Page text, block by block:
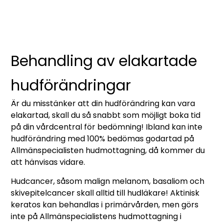
Behandling av elakartade
hudförändringar
Är du misstänker att din hudförändring kan vara
elakartad, skall du så snabbt som möjligt boka tid
på din vårdcentral för bedömning! Ibland kan inte
hudförändring med 100% bedömas godartad på
Allmänspecialisten hudmottagning, då kommer du
att hänvisas vidare.
Hudcancer, såsom malign melanom, basaliom och
skivepitelcancer skall alltid till hudläkare! Aktinisk
keratos kan behandlas i primärvården, men görs
inte på Allmänspecialistens hudmottagning i